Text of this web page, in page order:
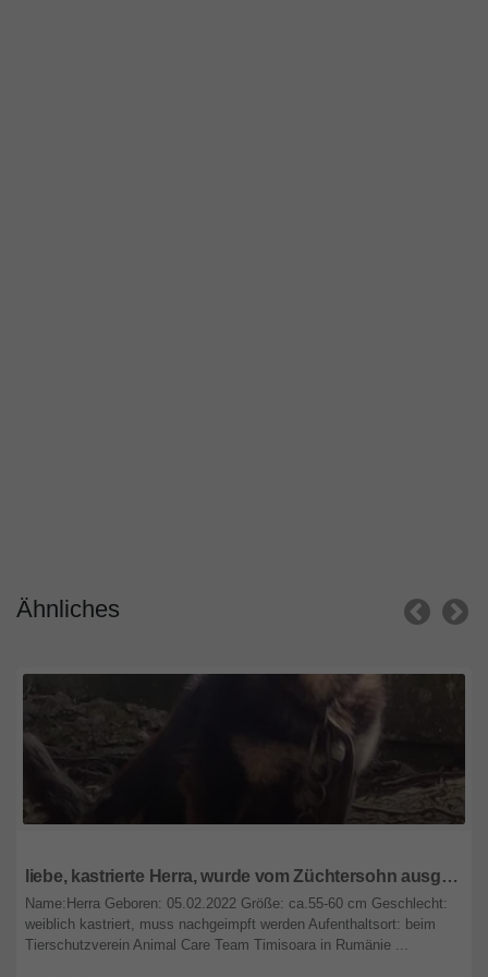
Ähnliches
liebe, kastrierte Herra, wurde vom Züchtersohn ausgesetzt; wir suchen ein Heim für sie
Name:Herra Geboren: 05.02.2022 Größe: ca.55-60 cm Geschlecht:
weiblich kastriert, muss nachgeimpft werden Aufenthaltsort: beim
Tierschutzverein Animal Care Team Timisoara in Rumänie ...